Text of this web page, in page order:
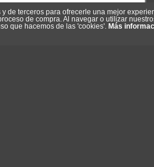
de terceros para ofrecerle una mejor
de compra. Al navegar o utilizar
que hacemos de las 'cookies'. Más